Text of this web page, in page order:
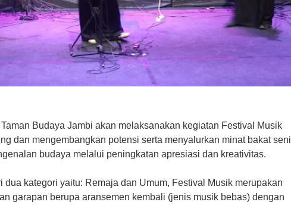
Taman Budaya Jambi akan melaksanakan kegiatan Festival Musik
dan mengembangkan potensi serta menyalurkan minat bakat seni
budaya melalui peningkatan apresiasi dan kreativitas.
dua kategori yaitu: Remaja dan Umum, Festival Musik merupakan
garapan berupa aransemen kembali (jenis musik bebas) dengan